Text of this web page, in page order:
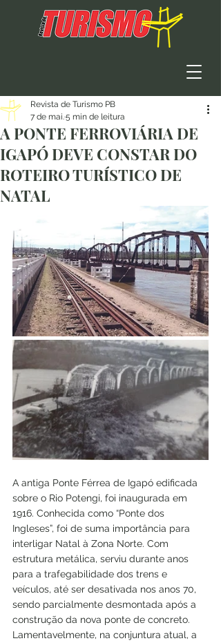
A PONTE FERROVIÁRIA DE
IGAPÓ DEVE CONSTAR DO
ROTEIRO TURÍSTICO DE
NATAL
Revista de Turismo PB
7 de mai.5 min de leitura
A antiga Ponte Férrea de Igapó edificada
sobre o Rio Potengi, foi inaugurada em
1916. Conhecida como “Ponte dos
Ingleses”, foi de suma importância para
interligar Natal à Zona Norte. Com
estrutura metálica, serviu durante anos
para a trafegabilidade dos trens e
veículos, até ser desativada nos anos 70,
sendo parcialmente desmontada após a
construção da nova ponte de concreto.
Lamentavelmente, na conjuntura atual, a